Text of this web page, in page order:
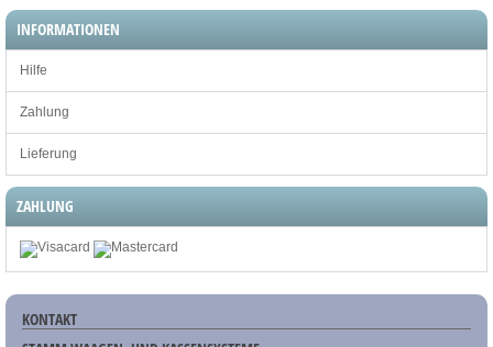
INFORMATIONEN
Hilfe
Zahlung
Lieferung
ZAHLUNG
KONTAKT